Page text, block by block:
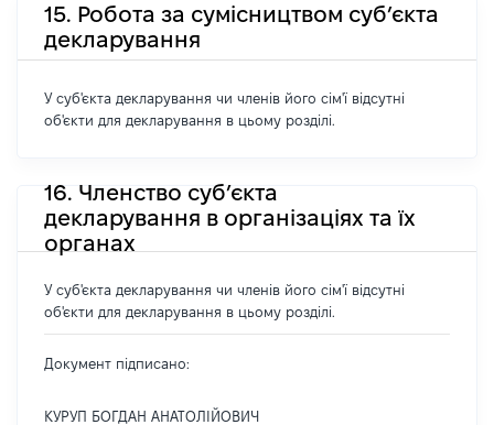
15. Робота за сумісництвом суб’єкта
декларування
У суб'єкта декларування чи членів його сім'ї відсутні
об'єкти для декларування в цьому розділі.
16. Членство суб’єкта
декларування в організаціях та їх
органах
У суб'єкта декларування чи членів його сім'ї відсутні
об'єкти для декларування в цьому розділі.
Документ підписано:
КУРУП БОГДАН АНАТОЛІЙОВИЧ